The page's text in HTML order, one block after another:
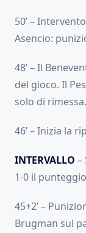
50’ –
Asencio:
48’ – Il
del gioco. Il
solo di rimessa.
46’ – Inizia la
INTERVALLO –
1-0 il
45+2’ –
Brugman sul